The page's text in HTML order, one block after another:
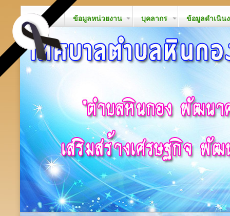
หน้าหลัก ข้อมูลหน่วยงาน บุคลากร ข้อมูลดำเนิน